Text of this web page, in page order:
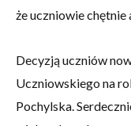
że uczniowie chętnie
Decyzją uczniów
Uczniowskiego na
Pochylska.